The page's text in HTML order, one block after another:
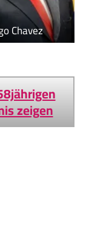
Chavez
zeigen